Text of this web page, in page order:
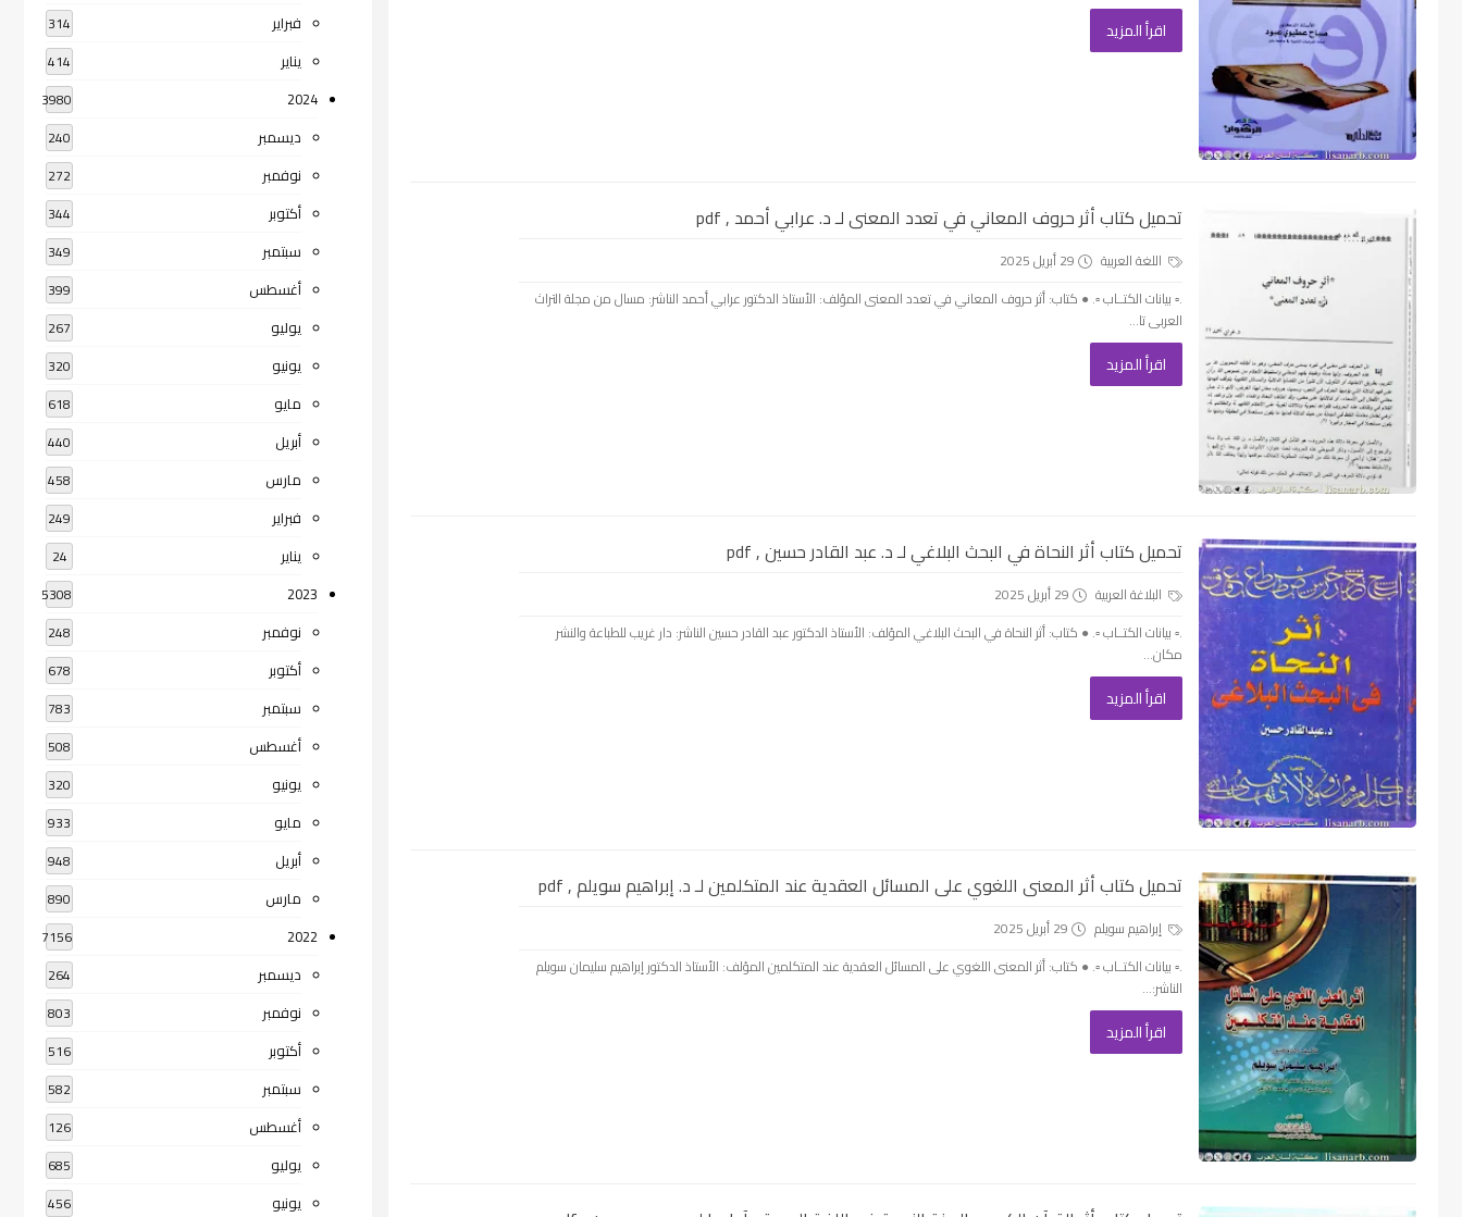
اقرأ المزيد
تحميل كتاب أثر حروف المعاني في تعدد المعنى لـ د. عرابي أحمد , pdf
اللغة العربية
29 أبريل 2025
.▫️ بيانات الكتــاب ▫️. ● كتاب: أثر حروف المعاني في تعدد المعنى المؤلف: الأستاذ الدكتور عرابي أحمد الناشر: مسال من مجلة التراث
العربى تا...
اقرأ المزيد
تحميل كتاب أثر النحاة في البحث البلاغي لـ د. عبد القادر حسين , pdf
البلاغة العربية
29 أبريل 2025
.▫️ بيانات الكتــاب ▫️. ● كتاب: أثر النحاة في البحث البلاغي المؤلف: الأستاذ الدكتور عبد القادر حسين الناشر: دار غريب للطباعة والنشر
مكان...
اقرأ المزيد
تحميل كتاب أثر المعنى اللغوي على المسائل العقدية عند المتكلمين لـ د. إبراهيم سويلم , pdf
إبراهيم سويلم
29 أبريل 2025
.▫️ بيانات الكتــاب ▫️. ● كتاب: أثر المعنى اللغوي على المسائل العقدية عند المتكلمين المؤلف: الأستاذ الدكتور إبراهيم سليمان سويلم
الناشر:...
اقرأ المزيد
فبراير 314
يناير 414
2024
3980
ديسمبر 240
نوفمبر 272
أكتوبر 344
سبتمبر 349
أغسطس 399
يوليو 267
يونيو 320
مايو 618
أبريل 440
مارس 458
فبراير 249
يناير 24
2023
5308
نوفمبر 248
أكتوبر 678
سبتمبر 783
أغسطس 508
يونيو 320
مايو 933
أبريل 948
مارس 890
2022
7156
ديسمبر 264
نوفمبر 803
أكتوبر 516
سبتمبر 582
أغسطس 126
يوليو 685
يونيو 456